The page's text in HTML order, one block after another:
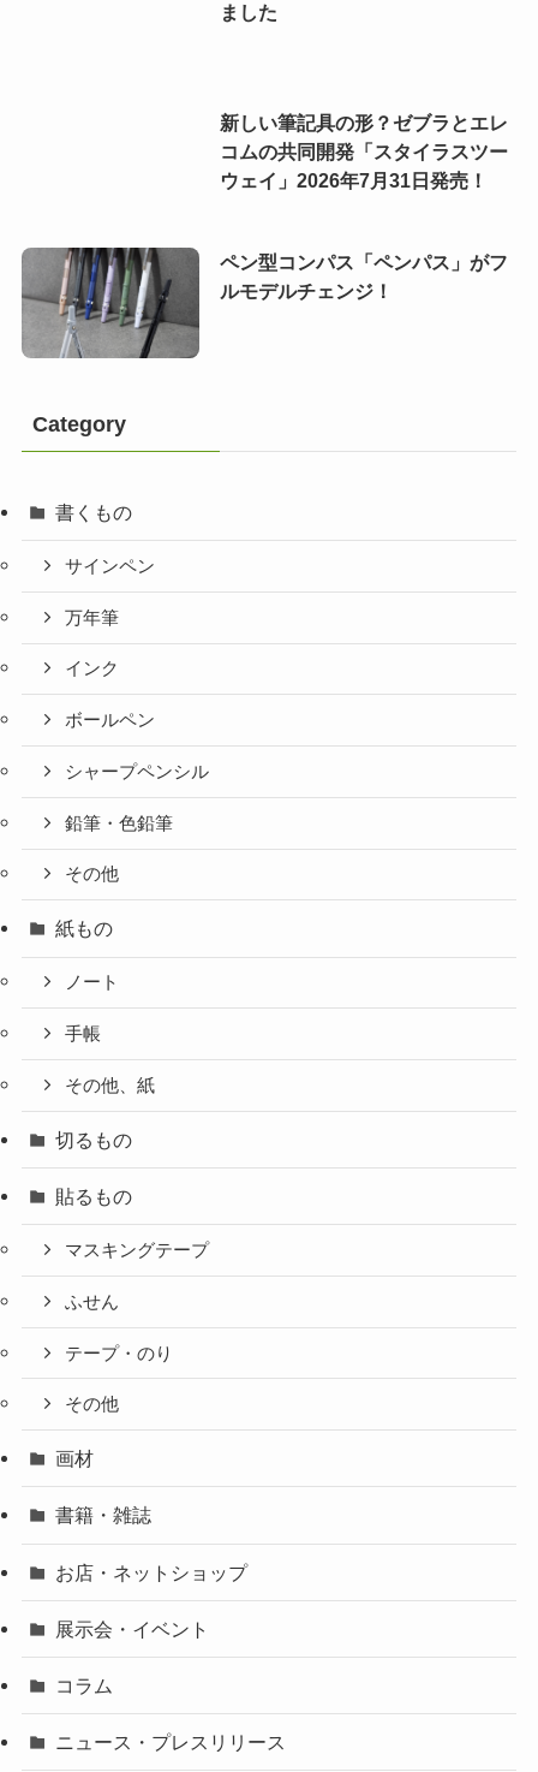
ました
新しい筆記具の形？ゼブラとエレ
コムの共同開発「スタイラスツー
ウェイ」2026年7月31日発売！
ペン型コンパス「ペンパス」がフ
ルモデルチェンジ！
Category
書くもの
サインペン
万年筆
インク
ボールペン
シャープペンシル
鉛筆・色鉛筆
その他
紙もの
ノート
手帳
その他、紙
切るもの
貼るもの
マスキングテープ
ふせん
テープ・のり
その他
画材
書籍・雑誌
お店・ネットショップ
展示会・イベント
コラム
ニュース・プレスリリース